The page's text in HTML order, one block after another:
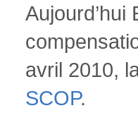
avril 2010,
SCOP.